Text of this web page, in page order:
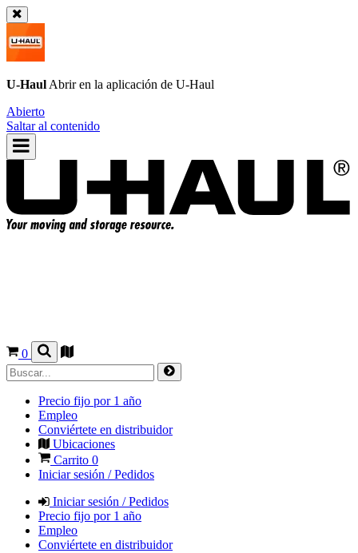
U-Haul Abrir en la aplicación de U-Haul
Abierto
Saltar al contenido
0
Precio fijo por 1 año
Empleo
Conviértete en distribuidor
Ubicaciones
Carrito 0
Iniciar sesión / Pedidos
Iniciar sesión / Pedidos
Precio fijo por 1 año
Empleo
Conviértete en distribuidor